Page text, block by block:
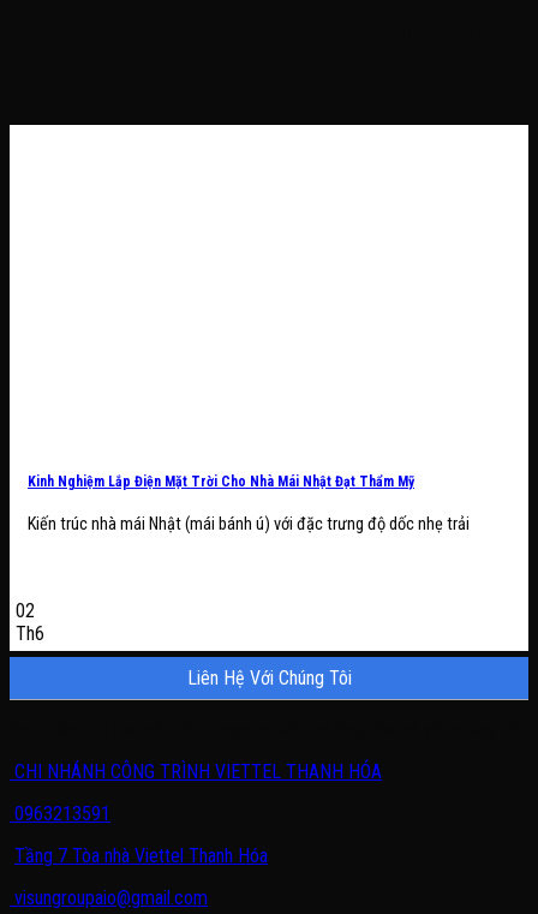
Kinh Nghiệm Lắp Điện Mặt Trời Cho Nhà Mái Nhật Đạt Thẩm Mỹ
Kiến trúc nhà mái Nhật (mái bánh ú) với đặc trưng độ dốc nhẹ trải
02
Th6
Liên Hệ Với Chúng Tôi
CHI NHÁNH CÔNG TRÌNH VIETTEL THANH HÓA
0963213591
Tầng 7 Tòa nhà Viettel Thanh Hóa
visungroupaio@gmail.com